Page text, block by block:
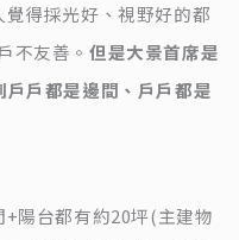
得採光好、視野好的都
不友善。但是大景首席是
戶都是邊間、戶戶都是
陽台都有約20坪(主建物